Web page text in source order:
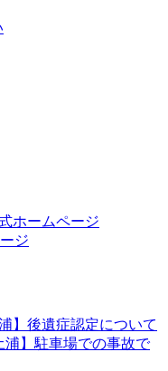
】後遺症認定について
浦】駐車場での事故で